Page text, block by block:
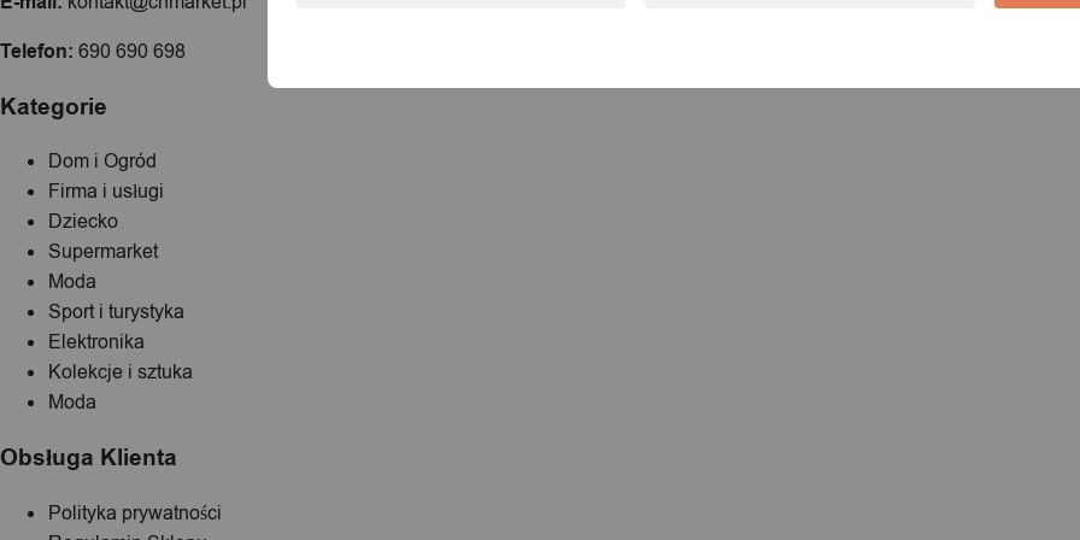
Telefon: 690 690 698
Kategorie
Dom i Ogród
Firma i usługi
Dziecko
Supermarket
Moda
Sport i turystyka
Elektronika
Kolekcje i sztuka
Moda
Obsługa Klienta
Polityka prywatności